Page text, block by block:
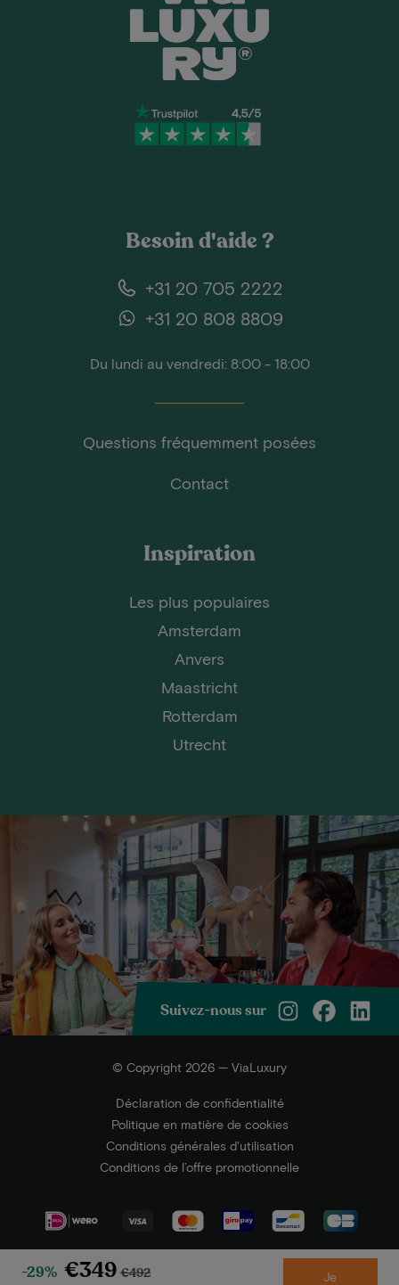
-29% €349 €492 Je
Besoin d'aide ?
+31 20 705 2222
+31 20 808 8809
Du lundi au vendredi: 8:00 - 18:00
Questions fréquemment posées
Contact
Inspiration
Les plus populaires
Amsterdam
Anvers
Maastricht
Rotterdam
Utrecht
Suivez-nous sur
© Copyright 2026 — ViaLuxury
Déclaration de confidentialité
Politique en matière de cookies
Conditions générales d'utilisation
Conditions de l’offre promotionnelle